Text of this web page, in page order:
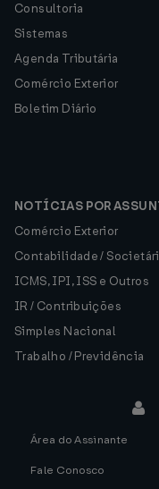
Consultoria
Sistemas
Agenda Tributária
Comércio Exterior
Boletim Diário
NOTÍCIAS POR
Comércio Exterior
Contabilidade /
ICMS, IPI, ISS e Outros
IR / Contribuições
Simples Nacional
Trabalho / Previdência
Área do Assinante
Fale Conosco